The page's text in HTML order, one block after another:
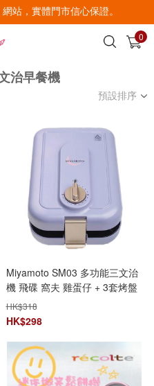
站，實體門市信心保證。
0
查看
治早餐機
預設排序
Miyamoto SM03 多功能三文治
機 飛碟 窩夫 雞蛋仔 + 3套烤盤
HK$318
HK$298